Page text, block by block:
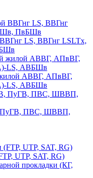
LS, ВВГнг LSLTx,
АВВГ, АПвВГ,
LS, АВБШв
ПуГВ, ПВС, ШВВП,
UTP, SAT, RG)